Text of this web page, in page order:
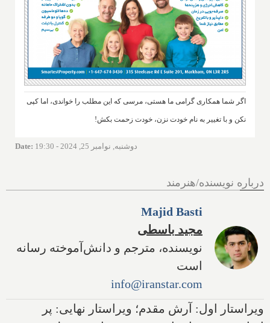
اگر شما همکاری گرامی ما هستی، مرسی که این مطلب را خواندی، اما کپی
نکن و با تغییر به نام خودت نزن، خودت زحمت بکش!
Date: دوشنبه, نوامبر 25, 2024 - 19:30
درباره نویسنده/هنرمند
Majid Basti
مجید باسطی
نویسنده، مترجم و دانش‌آموخته رسانه
است
info@iranstar.com
ویراستار اول: آرش مقدم؛ ویراستار نهایی: پر